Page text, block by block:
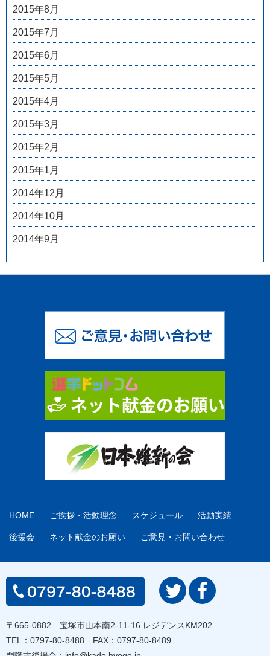
2015年8月
2015年7月
2015年6月
2015年5月
2015年4月
2015年3月
2015年2月
2015年1月
2014年12月
2014年10月
2014年9月
HOME ご挨拶・活動理念 スケジュール 活動実績
後援会 ネット献金のお願い ご意見・お問い合わせ
〒665-0882 宝塚市山本南2-11-16 レジデンスKM202
TEL： 0797-80-8488 FAX：0797-80-8489